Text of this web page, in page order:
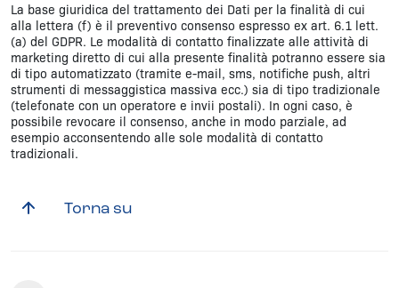
La base giuridica del trattamento dei Dati per la finalità di cui
alla lettera (f) è il preventivo consenso espresso ex art. 6.1 lett.
(a) del GDPR. Le modalità di contatto finalizzate alle attività di
marketing diretto di cui alla presente finalità potranno essere sia
di tipo automatizzato (tramite e-mail, sms, notifiche push, altri
strumenti di messaggistica massiva ecc.) sia di tipo tradizionale
(telefonate con un operatore e invii postali). In ogni caso, è
possibile revocare il consenso, anche in modo parziale, ad
esempio acconsentendo alle sole modalità di contatto
tradizionali.
Torna su